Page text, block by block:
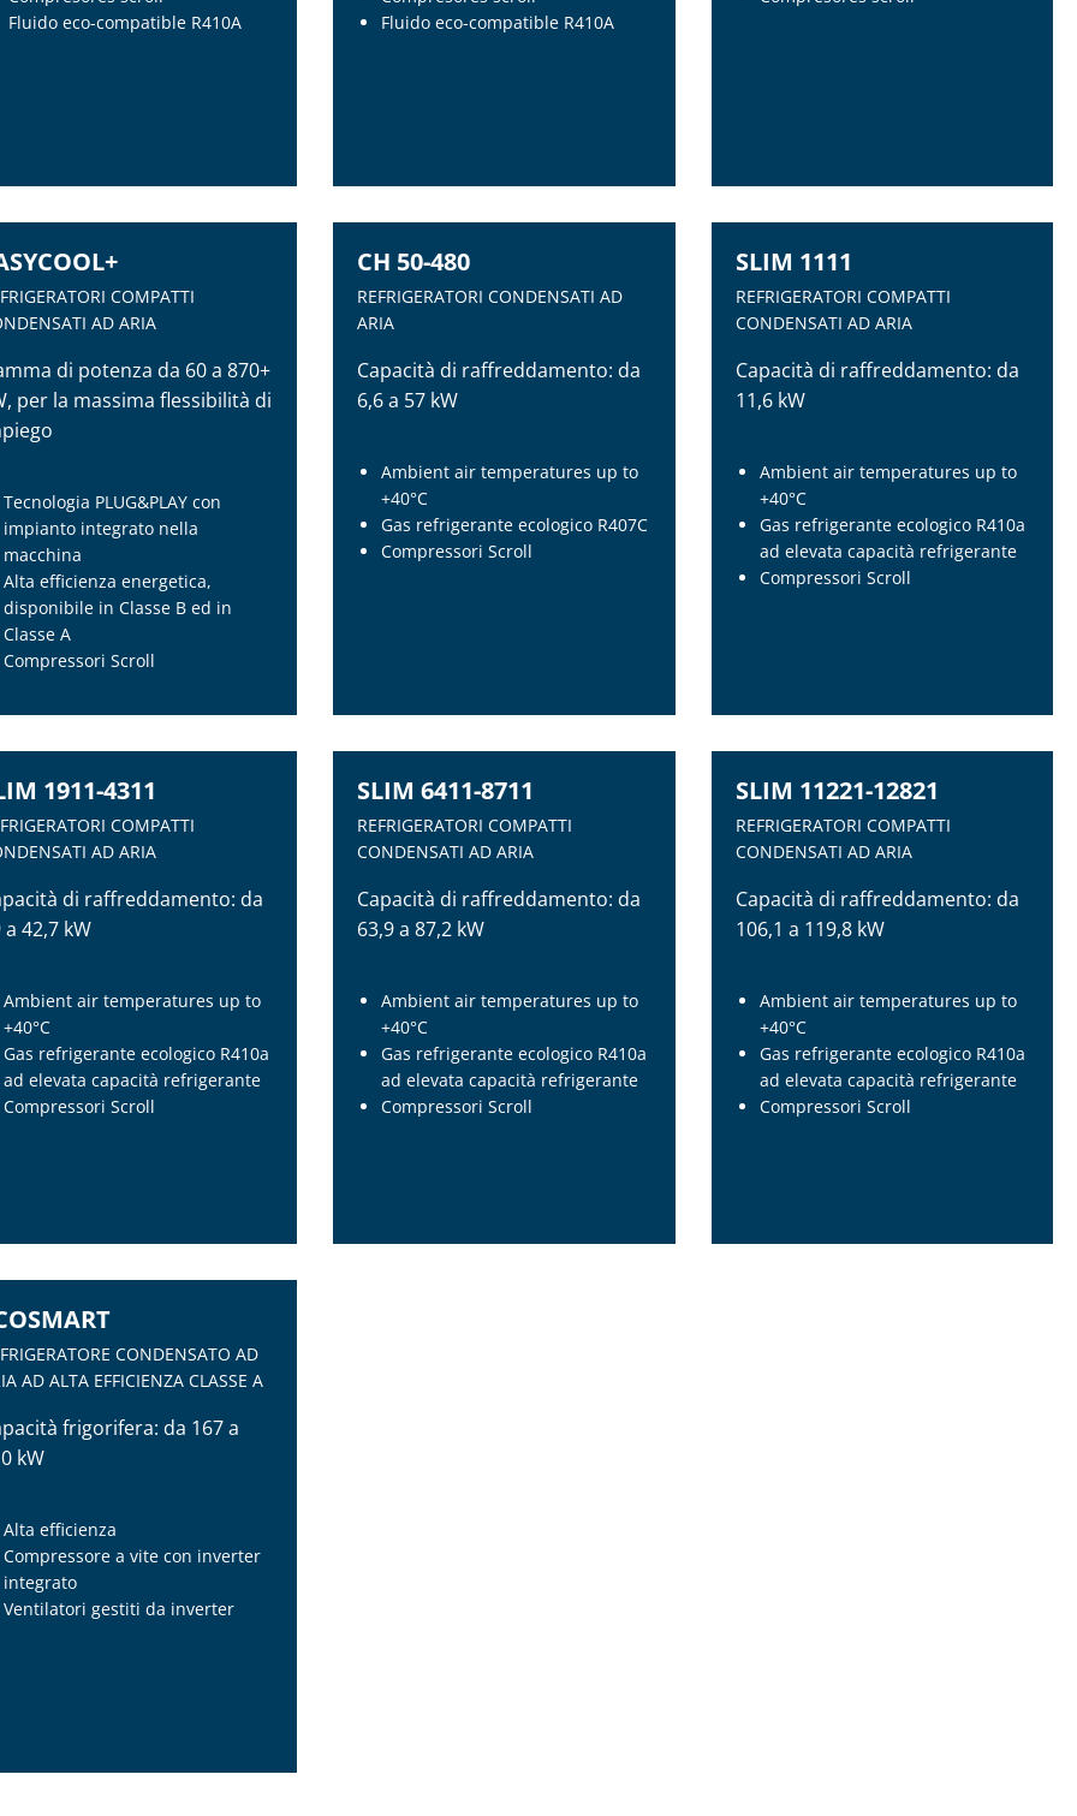
Fluido eco-compatible R410A
Fluido eco-compatible R410A
COMPATTI
AD ARIA
COMPATTI
AD ARIA
di potenza da 60 a 870+
per la massima flessibilità di
Tecnologia PLUG&PLAY con
impianto integrato nella
macchina
Alta efficienza energetica,
disponibile in Classe B ed in
Classe A
Compressori Scroll
CH 50-480
REFRIGERATORI CONDENSATI AD
ARIA
Capacità di raffreddamento: da
6,6 a 57 kW
Ambient air temperatures up to
+40°C
Gas refrigerante ecologico R407C
Compressori Scroll
SLIM 1111
REFRIGERATORI COMPATTI
CONDENSATI AD ARIA
Capacità di raffreddamento: da
11,6 kW
Ambient air temperatures up to
+40°C
Gas refrigerante ecologico R410a
ad elevata capacità refrigerante
Compressori Scroll
1911-4311
COMPATTI
AD ARIA
di raffreddamento: da
a 42,7 kW
Ambient air temperatures up to
+40°C
Gas refrigerante ecologico R410a
ad elevata capacità refrigerante
Compressori Scroll
SLIM 6411-8711
REFRIGERATORI COMPATTI
CONDENSATI AD ARIA
Capacità di raffreddamento: da
63,9 a 87,2 kW
Ambient air temperatures up to
+40°C
Gas refrigerante ecologico R410a
ad elevata capacità refrigerante
Compressori Scroll
SLIM 11221-12821
REFRIGERATORI COMPATTI
CONDENSATI AD ARIA
Capacità di raffreddamento: da
106,1 a 119,8 kW
Ambient air temperatures up to
+40°C
Gas refrigerante ecologico R410a
ad elevata capacità refrigerante
Compressori Scroll
CONDENSATO AD
AD ALTA EFFICIENZA CLASSE A
frigorifera: da 167 a
kW
Alta efficienza
Compressore a vite con inverter
integrato
Ventilatori gestiti da inverter